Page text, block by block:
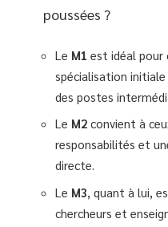
poussées ?
Le M1 est idéal pour
spécialisation
des postes
Le M2 convient à
responsabilités et
directe.
Le M3 , quant à lui,
chercheurs et